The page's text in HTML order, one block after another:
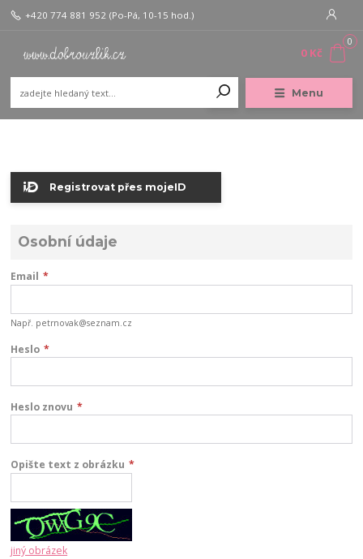
Menu
+420 774 881 952 (Po-Pá, 10-15 hod.)
0
0 Kč
Registrovat přes mojeID
Osobní údaje
Email *
Např. petrnovak@seznam.cz
Heslo *
Heslo znovu *
Opište text z obrázku *
jiný obrázek